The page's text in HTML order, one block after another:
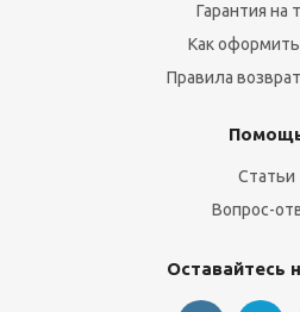
Гарантия на
Как оформить
Правила
Статьи
Вопрос-
Оставайтесь